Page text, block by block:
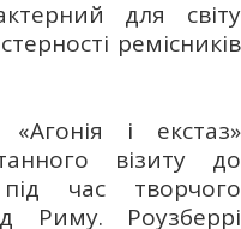
для світу
ремісників
і екстаз»
візиту до
під час творчого
Риму. Роузберрі